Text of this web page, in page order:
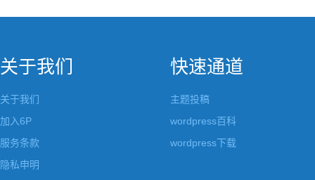
关于我们
关于我们
加入6P
服务条款
隐私申明
快速通道
主题投稿
wordpress百科
wordpress下载